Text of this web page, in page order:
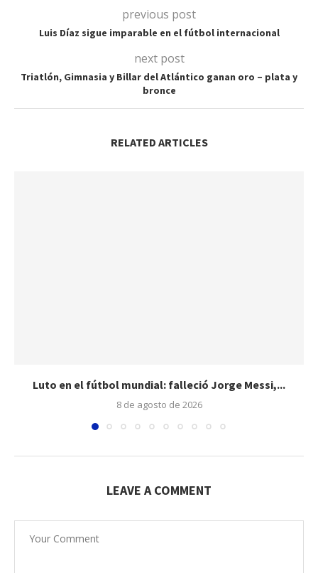
previous post
Luis Díaz sigue imparable en el fútbol internacional
next post
Triatlón, Gimnasia y Billar del Atlántico ganan oro – plata y
bronce
RELATED ARTICLES
Luto en el fútbol mundial: falleció Jorge Messi,...
8 de agosto de 2026
LEAVE A COMMENT